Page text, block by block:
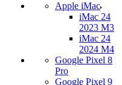
Apple iMac
iMac 24
2023 M3
iMac 24
2024 M4
Google Pixel 8
Pro
Google Pixel 9